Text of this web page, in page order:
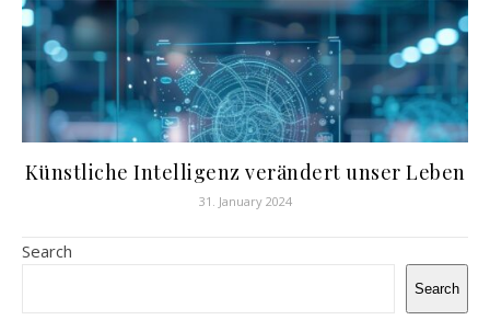
Künstliche Intelligenz verändert unser Leben
31. January 2024
Search
Search